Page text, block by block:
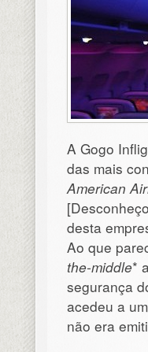
A Gogo
das mais
American
desta
Ao que
the-middle*
segurança
acedeu a
não era